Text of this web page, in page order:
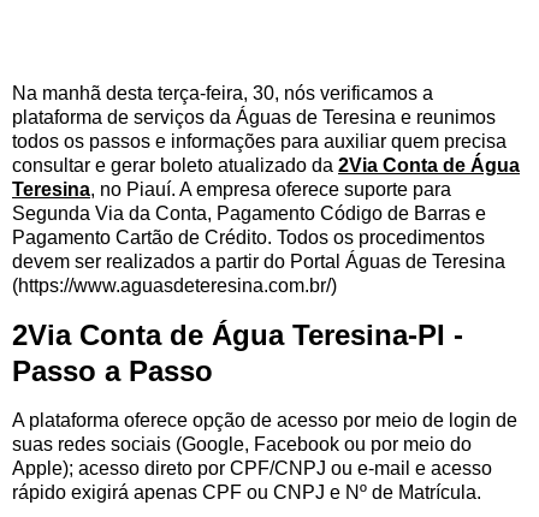
Na manhã desta terça-feira, 30, nós verificamos a
plataforma de serviços da Águas de Teresina e reunimos
todos os passos e informações para auxiliar quem precisa
consultar e gerar boleto atualizado da 2Via Conta de Água
Teresina, no Piauí. A empresa oferece suporte para
Segunda Via da Conta, Pagamento Código de Barras e
Pagamento Cartão de Crédito. Todos os procedimentos
devem ser realizados a partir do Portal Águas de Teresina
(https://www.aguasdeteresina.com.br/)
2Via Conta de Água Teresina-PI -
Passo a Passo
A plataforma oferece opção de acesso por meio de login de
suas redes sociais (Google, Facebook ou por meio do
Apple); acesso direto por CPF/CNPJ ou e-mail e acesso
rápido exigirá apenas CPF ou CNPJ e Nº de Matrícula.